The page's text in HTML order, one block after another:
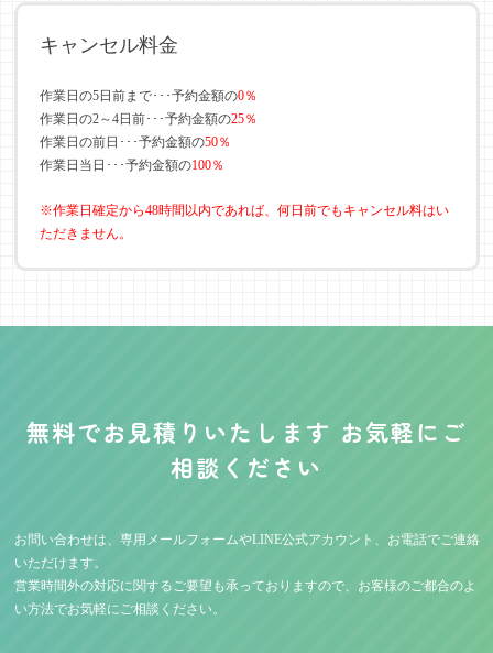
キャンセル料金
作業日の5日前まで･･･予約金額の0％
作業日の2～4日前･･･予約金額の25％
作業日の前日･･･予約金額の50％
作業日当日･･･予約金額の100％
※作業日確定から48時間以内であれば、何日前でもキャンセル料はい
ただきません。
無料でお見積りいたします お気軽にご
相談ください
お問い合わせは、専用メールフォームやLINE公式アカウント、お電話でご連絡
いただけます。
営業時間外の対応に関するご要望も承っておりますので、お客様のご都合のよ
い方法でお気軽にご相談ください。